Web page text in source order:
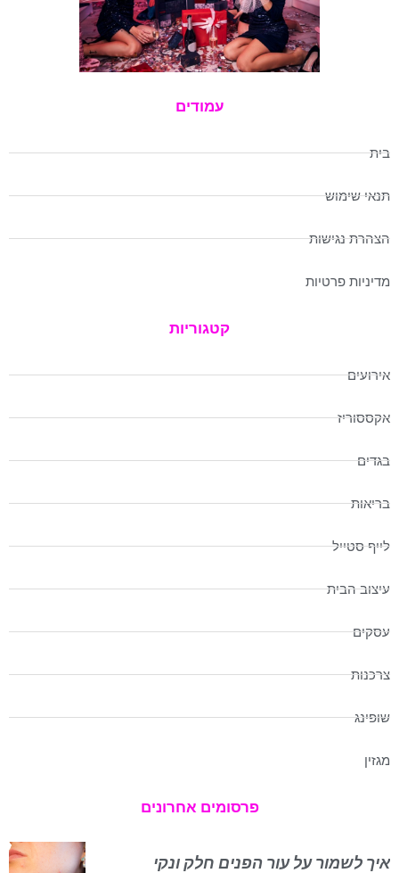
עמודים
בית
תנאי שימוש
הצהרת נגישות
מדיניות פרטיות
קטגוריות
אירועים
אקססוריז
בגדים
בריאות
לייף סטייל
עיצוב הבית
עסקים
צרכנות
שופינג
מגזין
פרסומים אחרונים
איך לשמור על עור הפנים חלק ונקי